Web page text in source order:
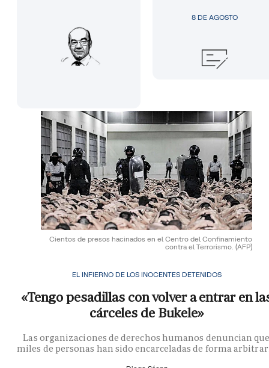
8 DE AGOSTO
Cientos de presos hacinados en el Centro del Confinamiento
contra el Terrorismo. (AFP)
EL INFIERNO DE LOS INOCENTES DETENIDOS
«Tengo pesadillas con volver a entrar en
cárceles de Bukele»
Las organizaciones de derechos humanos denuncian
miles de personas han sido encarceladas de forma